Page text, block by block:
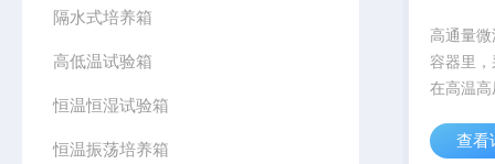
隔水式培养箱
高低温试验箱
恒温恒湿试验箱
恒温振荡培养箱
高通量
容器里
在高温
供了快
查看